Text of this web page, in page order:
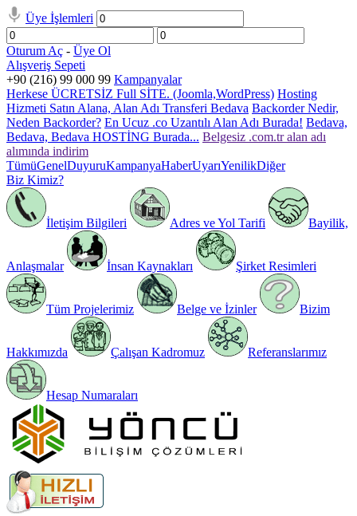
Üye İşlemleri
Oturum Aç - Üye Ol
Alışveriş Sepeti
+90 (216) 99 000 99 Kampanyalar
Herkese ÜCRETSİZ Full SİTE. (Joomla,WordPress) Hosting
Hizmeti Satın Alana, Alan Adı Transferi Bedava Backorder Nedir,
Neden Backorder? En Ucuz .co Uzantılı Alan Adı Burada! Bedava,
Bedava, Bedava HOSTİNG Burada... Belgesiz .com.tr alan adı
alımında indirim
TümüGenelDuyuruKampanyaHaberUyarıYenilikDiğer
Biz Kimiz?
İletişim Bilgileri Adres ve Yol Tarifi Bayilik,
Anlaşmalar İnsan Kaynakları Şirket Resimleri
Tüm Projelerimiz Belge ve İzinler Bizim
Hakkımızda Çalışan Kadromuz Referanslarımız
Hesap Numaraları